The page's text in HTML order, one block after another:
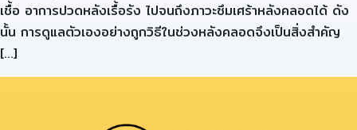
เชื้อ อาการปวดหลังเรื้อรัง ไปจนถึงภาวะซึมเศร้าหลังคลอดได้ ดัง
นั้น การดูแลตัวเองอย่างถูกวิธีในช่วงหลังคลอดจึงเป็นสิ่งสำคัญ
[…]